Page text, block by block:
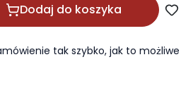
Dodaj do koszyka
tak szybko, jak to możliwe